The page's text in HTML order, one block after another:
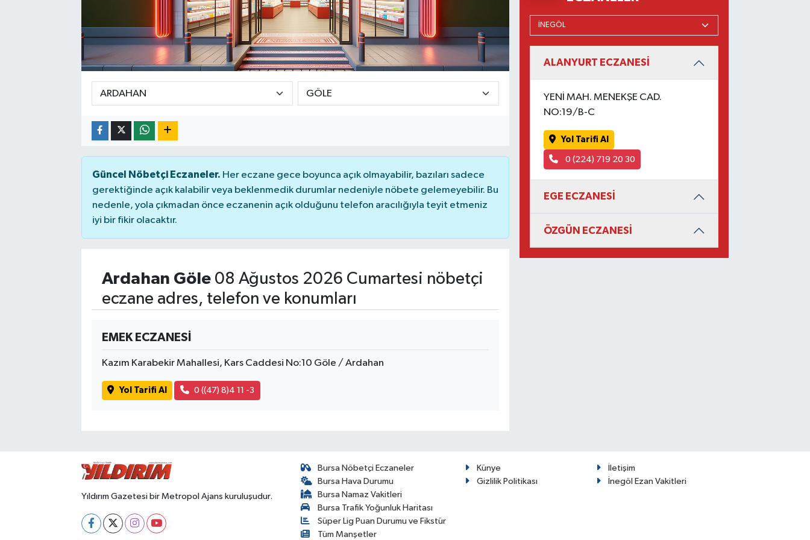
Güncel Nöbetçi Eczaneler. Her eczane gece boyunca açık olmayabilir, bazıları sadece
gerektiğinde açık kalabilir veya beklenmedik durumlar nedeniyle nöbete gelemeyebilir. Bu
nedenle, yola çıkmadan önce eczanenin açık olduğunu telefon aracılığıyla teyit etmeniz
iyi bir fikir olacaktır.
Ardahan Göle08 Ağustos 2026 Cumartesi nöbetçi
eczane adres, telefon ve konumları
EMEK ECZANESİ
Kazım Karabekir Mahallesi, Kars Caddesi No:10 Göle / Ardahan
Yol Tarifi Al 0 ((47) 8)4 11 -3
ALANYURT ECZANESİ
YENİ MAH. MENEKŞE CAD.
NO:19/B-C
Yol Tarifi Al
0 (224) 719 20 30
EGE ECZANESİ
ÖZGÜN ECZANESİ
Yıldırım Gazetesi bir Metropol Ajans kuruluşudur.
Bursa Nöbetçi Eczaneler
Bursa Hava Durumu
Bursa Namaz Vakitleri
Bursa Trafik Yoğunluk Haritası
Süper Lig Puan Durumu ve Fikstür
Tüm Manşetler
Künye
İletişim
Gizlilik Politikası
İnegöl Ezan Vakitleri